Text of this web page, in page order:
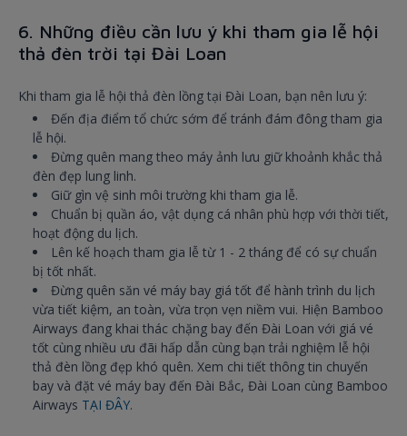
6. Những điều cần lưu ý khi tham gia lễ hội
thả đèn trời tại Đài Loan
Khi tham gia lễ hội thả đèn lồng tại Đài Loan, bạn nên lưu ý:
Đến địa điểm tổ chức sớm để tránh đám đông tham gia
lễ hội.
Đừng quên mang theo máy ảnh lưu giữ khoảnh khắc thả
đèn đẹp lung linh.
Giữ gìn vệ sinh môi trường khi tham gia lễ.
Chuẩn bị quần áo, vật dụng cá nhân phù hợp với thời tiết,
hoạt động du lịch.
Lên kế hoạch tham gia lễ từ 1 - 2 tháng để có sự chuẩn
bị tốt nhất.
Đừng quên săn vé máy bay giá tốt để hành trình du lịch
vừa tiết kiệm, an toàn, vừa trọn vẹn niềm vui. Hiện Bamboo
Airways đang khai thác chặng bay đến Đài Loan với giá vé
tốt cùng nhiều ưu đãi hấp dẫn cùng bạn trải nghiệm lễ hội
thả đèn lồng đẹp khó quên. Xem chi tiết thông tin chuyến
bay và đặt vé máy bay đến Đài Bắc, Đài Loan cùng Bamboo
Airways TẠI ĐÂY.